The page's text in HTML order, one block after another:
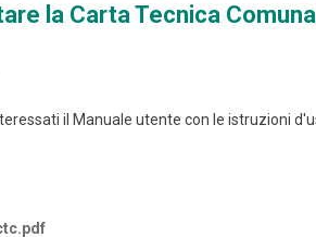
la Carta Tecnica
il Manuale utente con le istruzioni